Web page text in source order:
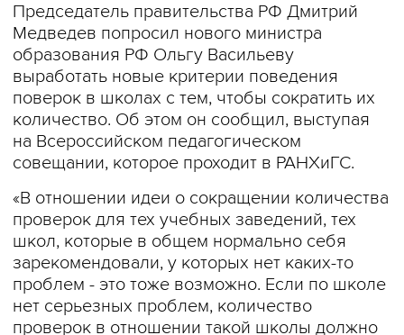
Председатель правительства РФ Дмитрий
Медведев попросил нового министра
образования РФ Ольгу Васильеву
выработать новые критерии поведения
поверок в школах с тем, чтобы сократить их
количество. Об этом он сообщил, выступая
на Всероссийском педагогическом
совещании, которое проходит в РАНХиГС.
«В отношении идеи о сокращении количества
проверок для тех учебных заведений, тех
школ, которые в общем нормально себя
зарекомендовали, у которых нет каких-то
проблем - это тоже возможно. Если по школе
нет серьезных проблем, количество
проверок в отношении такой школы должно